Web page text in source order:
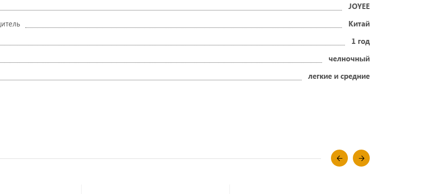
JOYEE
Китай
1 год
челночный
легкие и средние